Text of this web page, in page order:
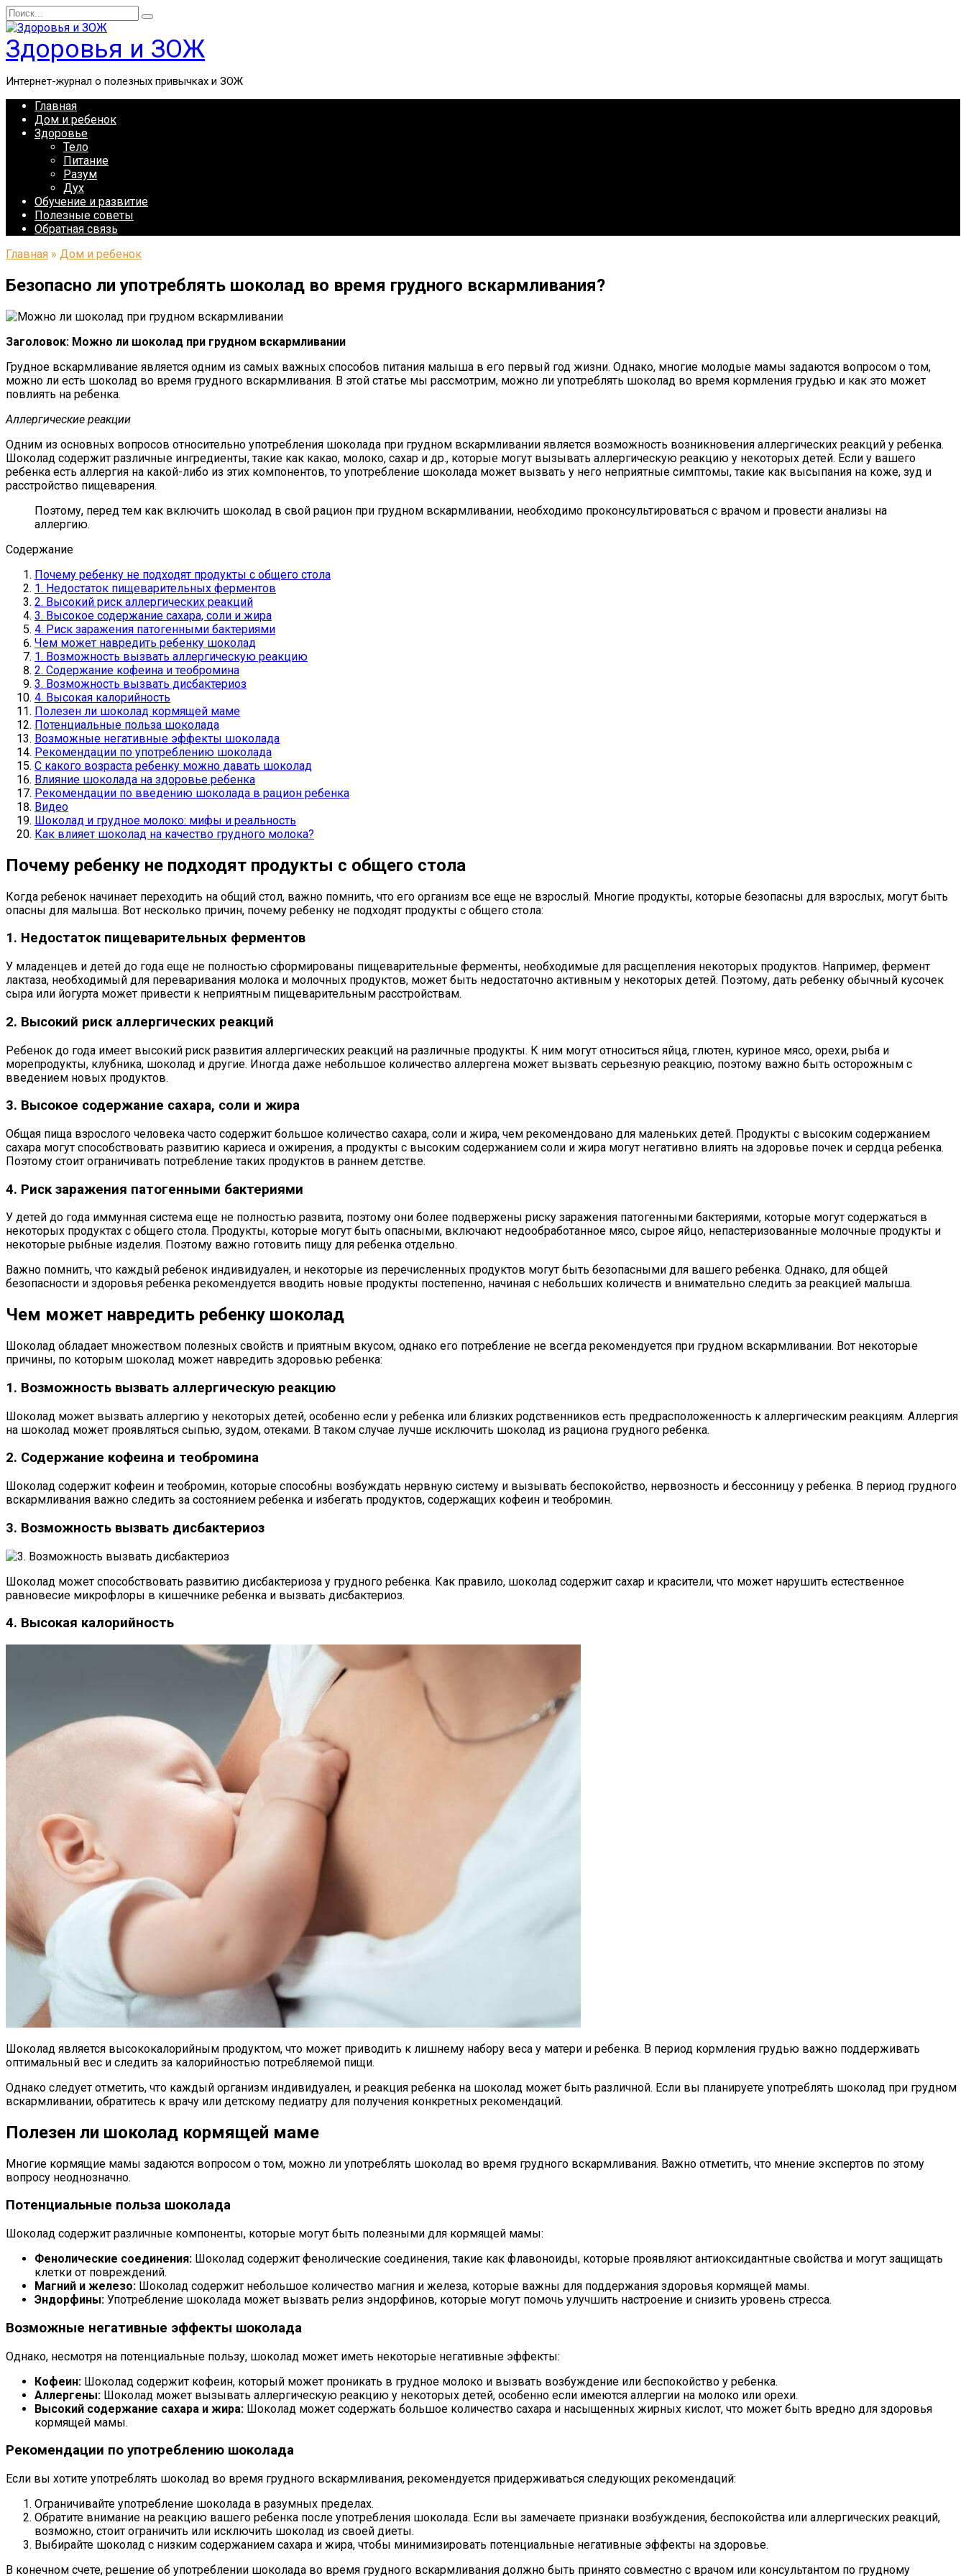
Перейти
к
содержанию
Search
for:
Здоровья и ЗОЖ
Интернет-журнал о полезных привычках и ЗОЖ
Главная
Дом и ребенок
Здоровье
Тело
Питание
Разум
Дух
Обучение и развитие
Полезные советы
Обратная связь
Главная » Дом и ребенок
Безопасно ли употреблять шоколад во время грудного вскармливания?
Заголовок: Можно ли шоколад при грудном вскармливании
Грудное вскармливание является одним из самых важных способов питания малыша в его первый год жизни. Однако, многие молодые мамы задаются вопросом о том,
можно ли есть шоколад во время грудного вскармливания. В этой статье мы рассмотрим, можно ли употреблять шоколад во время кормления грудью и как это может
повлиять на ребенка.
Аллергические реакции
Одним из основных вопросов относительно употребления шоколада при грудном вскармливании является возможность возникновения аллергических реакций у ребенка.
Шоколад содержит различные ингредиенты, такие как какао, молоко, сахар и др., которые могут вызывать аллергическую реакцию у некоторых детей. Если у вашего
ребенка есть аллергия на какой-либо из этих компонентов, то употребление шоколада может вызвать у него неприятные симптомы, такие как высыпания на коже, зуд и
расстройство пищеварения.
Поэтому, перед тем как включить шоколад в свой рацион при грудном вскармливании, необходимо проконсультироваться с врачом и провести анализы на
аллергию.
Содержание
Почему ребенку не подходят продукты с общего стола
1. Недостаток пищеварительных ферментов
2. Высокий риск аллергических реакций
3. Высокое содержание сахара, соли и жира
4. Риск заражения патогенными бактериями
Чем может навредить ребенку шоколад
1. Возможность вызвать аллергическую реакцию
2. Содержание кофеина и теобромина
3. Возможность вызвать дисбактериоз
4. Высокая калорийность
Полезен ли шоколад кормящей маме
Потенциальные польза шоколада
Возможные негативные эффекты шоколада
Рекомендации по употреблению шоколада
С какого возраста ребенку можно давать шоколад
Влияние шоколада на здоровье ребенка
Рекомендации по введению шоколада в рацион ребенка
Видео
Шоколад и грудное молоко: мифы и реальность
Как влияет шоколад на качество грудного молока?
Почему ребенку не подходят продукты с общего стола
Когда ребенок начинает переходить на общий стол, важно помнить, что его организм все еще не взрослый. Многие продукты, которые безопасны для взрослых, могут быть
опасны для малыша. Вот несколько причин, почему ребенку не подходят продукты с общего стола:
1. Недостаток пищеварительных ферментов
У младенцев и детей до года еще не полностью сформированы пищеварительные ферменты, необходимые для расщепления некоторых продуктов. Например, фермент
лактаза, необходимый для переваривания молока и молочных продуктов, может быть недостаточно активным у некоторых детей. Поэтому, дать ребенку обычный кусочек
сыра или йогурта может привести к неприятным пищеварительным расстройствам.
2. Высокий риск аллергических реакций
Ребенок до года имеет высокий риск развития аллергических реакций на различные продукты. К ним могут относиться яйца, глютен, куриное мясо, орехи, рыба и
морепродукты, клубника, шоколад и другие. Иногда даже небольшое количество аллергена может вызвать серьезную реакцию, поэтому важно быть осторожным с
введением новых продуктов.
3. Высокое содержание сахара, соли и жира
Общая пища взрослого человека часто содержит большое количество сахара, соли и жира, чем рекомендовано для маленьких детей. Продукты с высоким содержанием
сахара могут способствовать развитию кариеса и ожирения, а продукты с высоким содержанием соли и жира могут негативно влиять на здоровье почек и сердца ребенка.
Поэтому стоит ограничивать потребление таких продуктов в раннем детстве.
4. Риск заражения патогенными бактериями
У детей до года иммунная система еще не полностью развита, поэтому они более подвержены риску заражения патогенными бактериями, которые могут содержаться в
некоторых продуктах с общего стола. Продукты, которые могут быть опасными, включают недообработанное мясо, сырое яйцо, непастеризованные молочные продукты и
некоторые рыбные изделия. Поэтому важно готовить пищу для ребенка отдельно.
Важно помнить, что каждый ребенок индивидуален, и некоторые из перечисленных продуктов могут быть безопасными для вашего ребенка. Однако, для общей
безопасности и здоровья ребенка рекомендуется вводить новые продукты постепенно, начиная с небольших количеств и внимательно следить за реакцией малыша.
Чем может навредить ребенку шоколад
Шоколад обладает множеством полезных свойств и приятным вкусом, однако его потребление не всегда рекомендуется при грудном вскармливании. Вот некоторые
причины, по которым шоколад может навредить здоровью ребенка:
1. Возможность вызвать аллергическую реакцию
Шоколад может вызвать аллергию у некоторых детей, особенно если у ребенка или близких родственников есть предрасположенность к аллергическим реакциям. Аллергия
на шоколад может проявляться сыпью, зудом, отеками. В таком случае лучше исключить шоколад из рациона грудного ребенка.
2. Содержание кофеина и теобромина
Шоколад содержит кофеин и теобромин, которые способны возбуждать нервную систему и вызывать беспокойство, нервозность и бессонницу у ребенка. В период грудного
вскармливания важно следить за состоянием ребенка и избегать продуктов, содержащих кофеин и теобромин.
3. Возможность вызвать дисбактериоз
Шоколад может способствовать развитию дисбактериоза у грудного ребенка. Как правило, шоколад содержит сахар и красители, что может нарушить естественное
равновесие микрофлоры в кишечнике ребенка и вызвать дисбактериоз.
4. Высокая калорийность
Шоколад является высококалорийным продуктом, что может приводить к лишнему набору веса у матери и ребенка. В период кормления грудью важно поддерживать
оптимальный вес и следить за калорийностью потребляемой пищи.
Однако следует отметить, что каждый организм индивидуален, и реакция ребенка на шоколад может быть различной. Если вы планируете употреблять шоколад при грудном
вскармливании, обратитесь к врачу или детскому педиатру для получения конкретных рекомендаций.
Полезен ли шоколад кормящей маме
Многие кормящие мамы задаются вопросом о том, можно ли употреблять шоколад во время грудного вскармливания. Важно отметить, что мнение экспертов по этому
вопросу неоднозначно.
Потенциальные польза шоколада
Шоколад содержит различные компоненты, которые могут быть полезными для кормящей мамы:
Фенолические соединения: Шоколад содержит фенолические соединения, такие как флавоноиды, которые проявляют антиоксидантные свойства и могут защищать
клетки от повреждений.
Магний и железо: Шоколад содержит небольшое количество магния и железа, которые важны для поддержания здоровья кормящей мамы.
Эндорфины: Употребление шоколада может вызвать релиз эндорфинов, которые могут помочь улучшить настроение и снизить уровень стресса.
Возможные негативные эффекты шоколада
Однако, несмотря на потенциальные пользу, шоколад может иметь некоторые негативные эффекты:
Кофеин: Шоколад содержит кофеин, который может проникать в грудное молоко и вызвать возбуждение или беспокойство у ребенка.
Аллергены: Шоколад может вызывать аллергическую реакцию у некоторых детей, особенно если имеются аллергии на молоко или орехи.
Высокий содержание сахара и жира: Шоколад может содержать большое количество сахара и насыщенных жирных кислот, что может быть вредно для здоровья
кормящей мамы.
Рекомендации по употреблению шоколада
Если вы хотите употреблять шоколад во время грудного вскармливания, рекомендуется придерживаться следующих рекомендаций:
Ограничивайте употребление шоколада в разумных пределах.
Обратите внимание на реакцию вашего ребенка после употребления шоколада. Если вы замечаете признаки возбуждения, беспокойства или аллергических реакций,
возможно, стоит ограничить или исключить шоколад из своей диеты.
Выбирайте шоколад с низким содержанием сахара и жира, чтобы минимизировать потенциальные негативные эффекты на здоровье.
В конечном счете, решение об употреблении шоколада во время грудного вскармливания должно быть принято совместно с врачом или консультантом по грудному